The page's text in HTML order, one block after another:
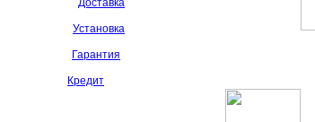
Доставка
Установка
Гарантия
Кредит